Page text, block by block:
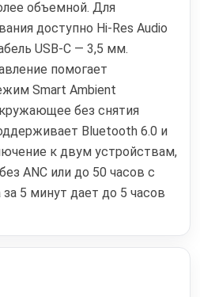
объемной. Для
доступно Hi-Res Audio
USB-C — 3,5 мм.
помогает
Smart Ambient
без снятия
Bluetooth 6.0 и
к двум устройствам,
ANC или до 50 часов с
5 минут дает до 5 часов